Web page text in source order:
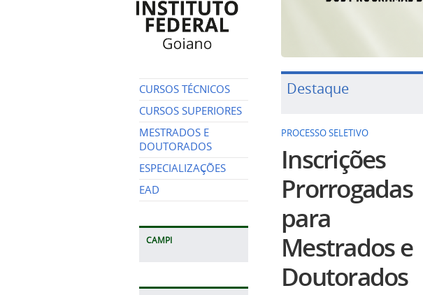
CURSOS TÉCNICOS
CURSOS SUPERIORES
MESTRADOS E
DOUTORADOS
ESPECIALIZAÇÕES
EAD
CAMPI
Destaque
PROCESSO SELETIVO
Inscrições
Prorrogadas
para
Mestrados e
Doutorados